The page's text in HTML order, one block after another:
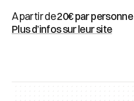
A partir de20€ par personne
Plus d’infos sur leur site